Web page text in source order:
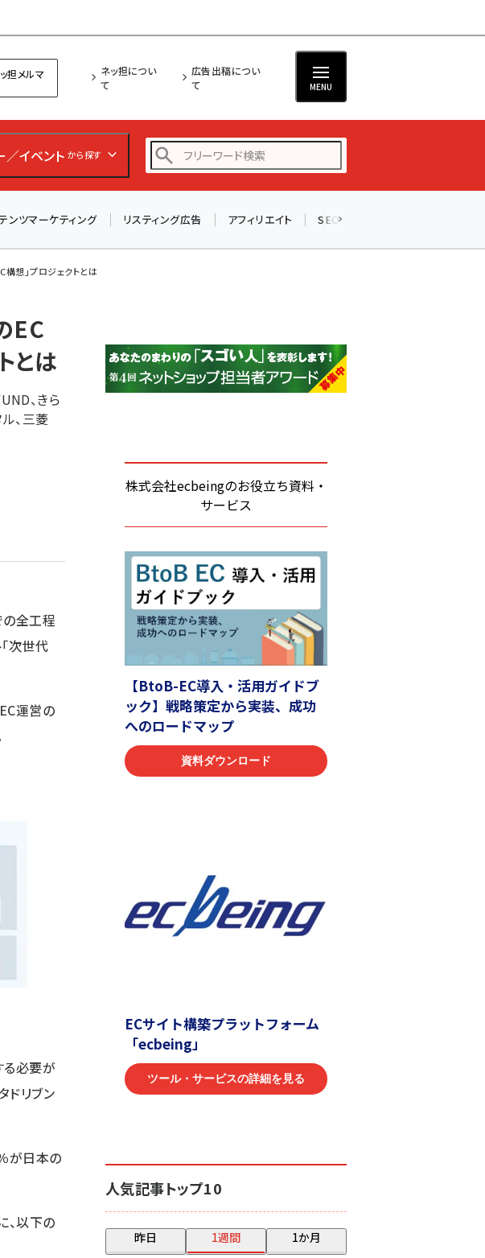
担メルマ
ネッ担につい
て
広告出稿につい
て
MENU
／イベント から探す
アスクル (1112)
base (1068)
ンツマーケティング リスティング広告 アフィリエイト SEO
想」プロジェクトとは
EC
とは
、きら
、三菱
の全工程
次世代
運営の
る必要が
ドリブン
が日本の
、以下の
人気記事トップ10
昨日 1週間 1か月